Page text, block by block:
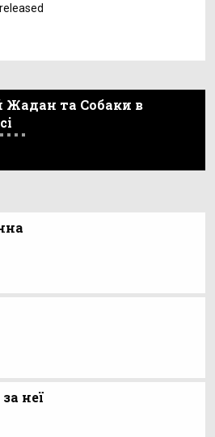
Жадан та Собаки в
неї